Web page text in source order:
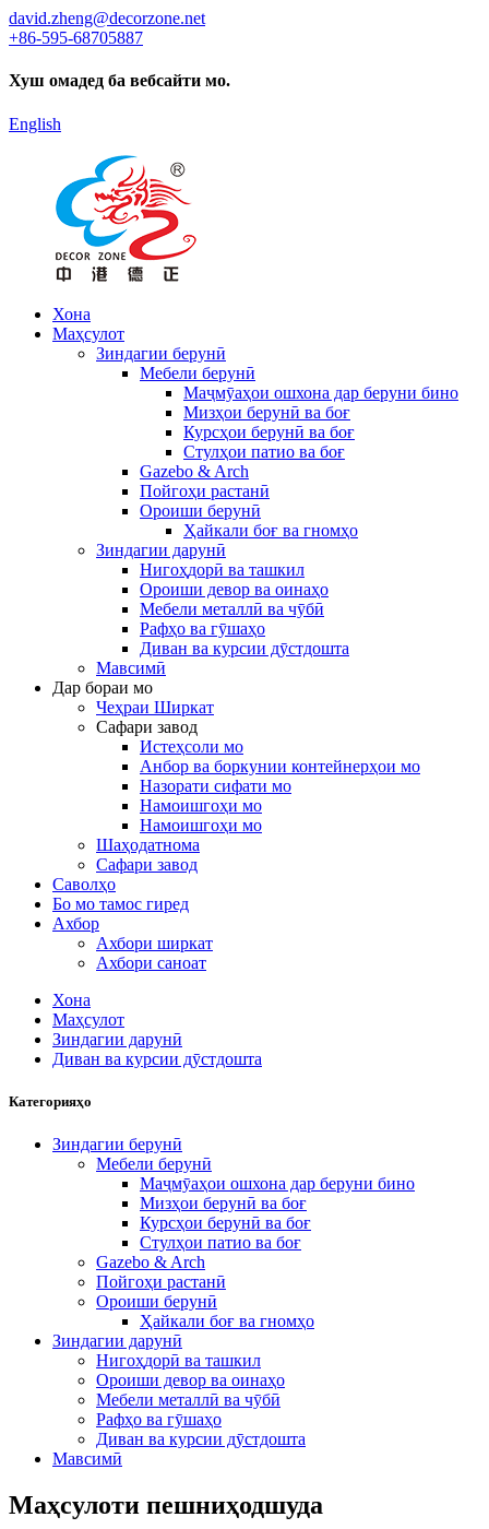
david.zheng@decorzone.net
+86-595-68705887
Хуш омадед ба вебсайти мо.
English
Хона
Маҳсулот
Зиндагии берунӣ
Мебели берунӣ
Маҷмӯаҳои ошхона дар беруни бино
Мизҳои берунӣ ва боғ
Курсҳои берунӣ ва боғ
Стулҳои патио ва боғ
Gazebo & Arch
Пойгоҳи растанӣ
Ороиши берунӣ
Ҳайкали боғ ва гномҳо
Зиндагии дарунӣ
Нигоҳдорӣ ва ташкил
Ороиши девор ва оинаҳо
Мебели металлӣ ва чӯбӣ
Рафҳо ва гӯшаҳо
Диван ва курсии дӯстдошта
Мавсимӣ
Дар бораи мо
Чеҳраи Ширкат
Сафари завод
Истеҳсоли мо
Анбор ва боркунии контейнерҳои мо
Назорати сифати мо
Намоишгоҳи мо
Намоишгоҳи мо
Шаҳодатнома
Сафари завод
Саволҳо
Бо мо тамос гиред
Ахбор
Ахбори ширкат
Ахбори саноат
Хона
Маҳсулот
Зиндагии дарунӣ
Диван ва курсии дӯстдошта
Категорияҳо
Зиндагии берунӣ
Мебели берунӣ
Маҷмӯаҳои ошхона дар беруни бино
Мизҳои берунӣ ва боғ
Курсҳои берунӣ ва боғ
Стулҳои патио ва боғ
Gazebo & Arch
Пойгоҳи растанӣ
Ороиши берунӣ
Ҳайкали боғ ва гномҳо
Зиндагии дарунӣ
Нигоҳдорӣ ва ташкил
Ороиши девор ва оинаҳо
Мебели металлӣ ва чӯбӣ
Рафҳо ва гӯшаҳо
Диван ва курсии дӯстдошта
Мавсимӣ
Маҳсулоти пешниҳодшуда